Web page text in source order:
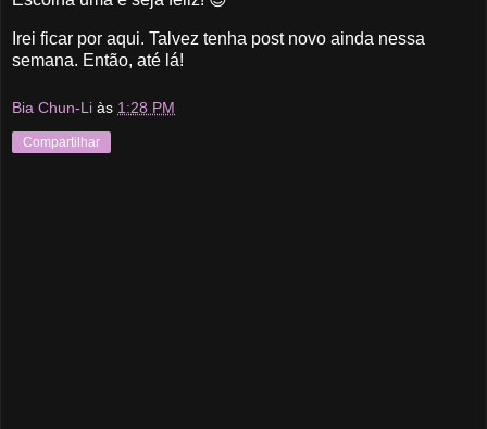
Irei ficar por aqui. Talvez tenha post novo ainda nessa
semana. Então, até lá!
Bia Chun-Li às 1:28 PM
Compartilhar